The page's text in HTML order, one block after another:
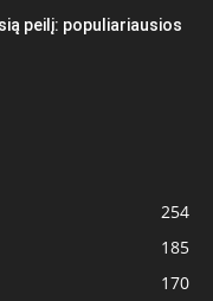
peilį: populiariausios
254
185
170